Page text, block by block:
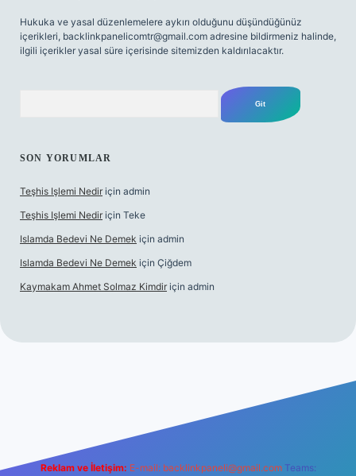
Hukuka ve yasal düzenlemelere aykırı olduğunu düşündüğünüz
içerikleri, backlinkpanelicomtr@gmail.com adresine bildirmeniz halinde,
ilgili içerikler yasal süre içerisinde sitemizden kaldırılacaktır.
SON YORUMLAR
Teşhis Işlemi Nedir için admin
Teşhis Işlemi Nedir için Teke
Islamda Bedevi Ne Demek için admin
Islamda Bedevi Ne Demek için Çiğdem
Kaymakam Ahmet Solmaz Kimdir için admin
Reklam ve İletişim: E-mail: backlinkpaneli@gmail.com Teams: